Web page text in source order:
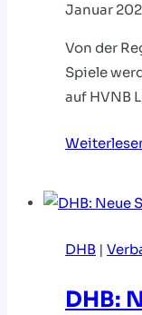
Januar
Von der
Spiele
auf HVNB
DHB |
DHB: